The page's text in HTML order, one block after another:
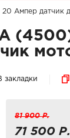
Ампер датчик
закладки
81 900 Р.
71 500 Р.